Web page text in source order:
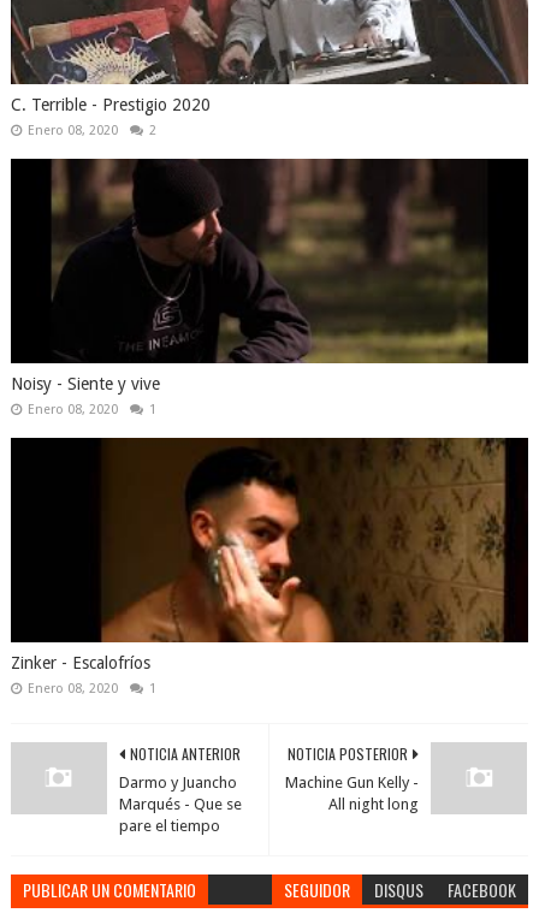
C. Terrible - Prestigio 2020
Enero 08, 2020 2
Noisy - Siente y vive
Enero 08, 2020 1
Zinker - Escalofríos
Enero 08, 2020 1
NOTICIA POSTERIOR
Machine Gun Kelly -
All night long
NOTICIA ANTERIOR
Darmo y Juancho
Marqués - Que se
pare el tiempo
PUBLICAR UN COMENTARIO SEGUIDOR DISQUS FACEBOOK